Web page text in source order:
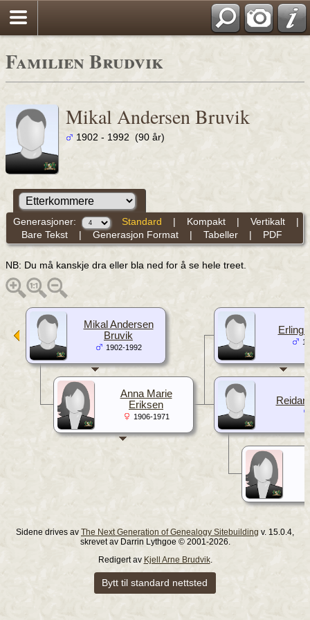
Familien Brudvik
Mikal Andersen Bruvik
1902 - 1992 (90 år)
Generasjoner: Standard | Kompakt| Vertikalt|
Bare Tekst| Generasjon Format| Tabeller| PDF
NB: Du må kanskje dra eller bla ned for å se hele treet.
Erling
Reidar
Mikal Andersen
Bruvik
1902-1992
Anna Marie
Eriksen
1906-1971
Sidene drives av The Next Generation of Genealogy Sitebuilding v. 15.0.4,
skrevet av Darrin Lythgoe © 2001-2026.
Redigert av Kjell Arne Brudvik.
Bytt til standard nettsted